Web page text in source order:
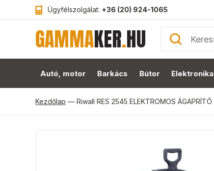
Ügyfélszolgálat: +36 (20) 924-1065
GAMMAKER.HU
Autó, motor Barkács Bútor Elektronika
Kezdőlap — Riwall RES 2545 ELEKTROMOS ÁGAPRÍTÓ